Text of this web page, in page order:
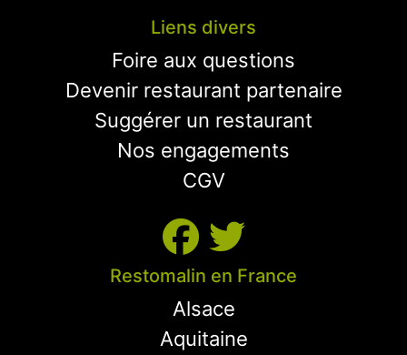
Liens divers
Foire aux questions
Devenir restaurant partenaire
Suggérer un restaurant
Nos engagements
CGV
Restomalin en France
Alsace
Aquitaine